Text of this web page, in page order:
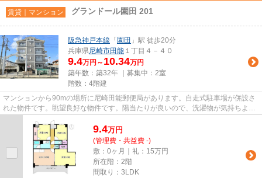
賃貸｜マンション グランドール園田 201
阪急神戸本線 「 園田 」駅 徒歩20分
兵庫県尼崎市田能 １丁目４－４０
9.4万円～ 10.34万円
築年数：築32年 ｜募集中： 2室
階数：4階建
マンションから90mの場所に尼崎田能郵便局があります。自走式駐車場が併設さ
れた物件です。眺望良好な物件です。陽当たりが良いので、洗濯物が気持ちよく
9.4万円
(管理費・共益費 -)
敷：0ヶ月｜礼：15万円
所在階：2階
間取り：3LDK